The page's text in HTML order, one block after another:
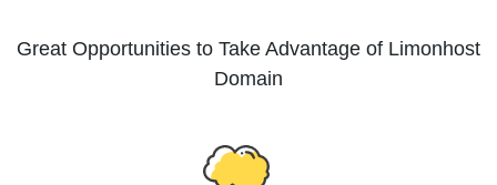
Great Opportunities to Take Advantage of Limonhost
Domain